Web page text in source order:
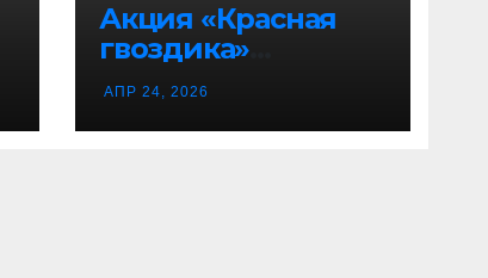
Акция «Красная
гвоздика»
продолжается!
АПР 24, 2026